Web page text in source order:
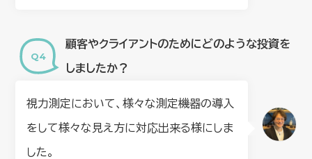
顧客やクライアントのためにどのような投資を
しましたか？
視力測定において、様々な測定機器の導入
をして様々な見え方に対応出来る様にしま
した。